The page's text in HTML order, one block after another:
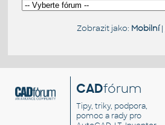
Zobrazit jako: Mobilní|
CADfórum
Tipy, triky, podpora,
pomoc a rady pro